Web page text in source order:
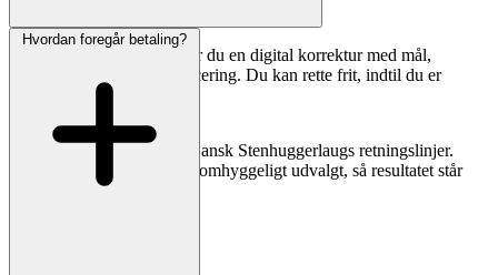
Inden fremstilling modtager du en digital korrektur med mål,
skrifttype, linjebrud og placering. Du kan rette frit, indtil du er
Vores stenhuggere følger Dansk Stenhuggerlaugs retningslinjer.
Materialer og håndværk er omhyggeligt udvalgt, så resultatet står
smukt i mange år.
Hvordan foregår betaling?